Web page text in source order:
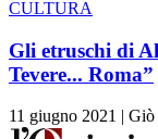
CULTURA
Gli etruschi di
Tevere... Roma”
11 giugno 2021 Giò